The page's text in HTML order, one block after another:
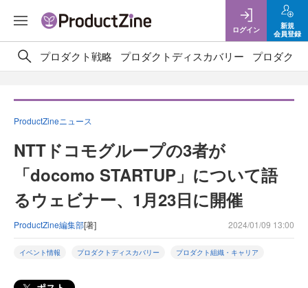
ログイン
新規
会員登録
プロダクト戦略 プロダクトディスカバリー プロダクト
ProductZineニュース
NTTドコモグループの3者が
「docomo STARTUP」について語
るウェビナー、1月23日に開催
ProductZine編集部[著] 2024/01/09 13:00
イベント情報 プロダクトディスカバリー プロダクト組織・キャリア